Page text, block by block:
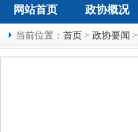
网站首页 政协概况
当前位置： 首页 > 政协要闻 >